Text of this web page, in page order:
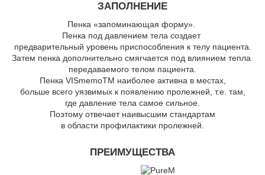
ЗАПОЛНЕНИЕ
Пенка «запоминающая форму».
Пенка под давлением тела создает
предварительный уровень приспособления к телу пациента.
Затем пенка дополнительно смягчается под влиянием тепла
передаваемого телом пациента.
Пенка VISmemoTM наиболее активна в местах,
больше всего уязвимых к появлению пролежней, т.е. там,
где давление тела самое сильное.
Поэтому отвечает наивысшим стандартам
в области профилактики пролежней.
ПРЕИМУЩЕСТВА